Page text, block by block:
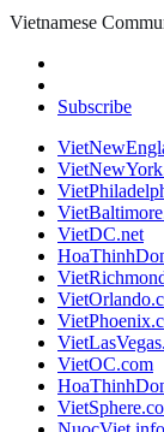
Vietnamese
Subscribe
VietDC.net
VietOC.com